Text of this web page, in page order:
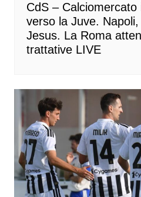
CdS –
verso la Juve. Napoli,
Jesus. La Roma
trattative LIVE